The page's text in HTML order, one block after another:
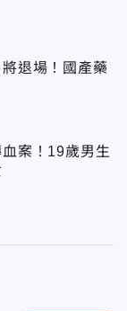
退場！國產藥
案！19歲男生